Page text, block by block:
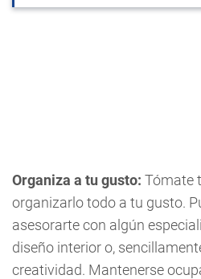
Organiza a tu gusto: Tómate
organizarlo todo a tu gusto.
asesorarte con algún
diseño interior o,
creatividad. Mantenerse